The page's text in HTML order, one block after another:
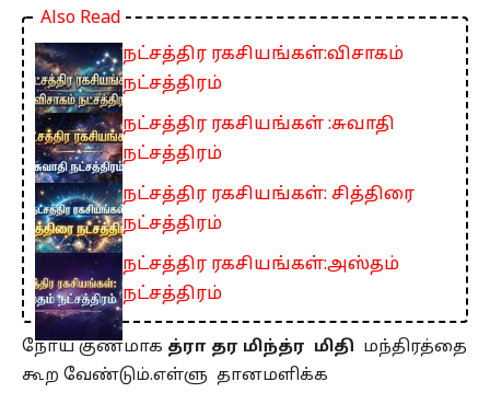
Also Read
நட்சத்திர ரகசியங்கள்:விசாகம்
நட்சத்திரம்
நட்சத்திர ரகசியங்கள் :சுவாதி
நட்சத்திரம்
நட்சத்திர ரகசியங்கள்: சித்திரை
நட்சத்திரம்
நட்சத்திர ரகசியங்கள்:அஸ்தம்
நட்சத்திரம்
நோய் குணமாக த்ரா தர மிந்த்ர மிதி மந்திரத்தை
கூற வேண்டும்.எள்ளு தானமளிக்க